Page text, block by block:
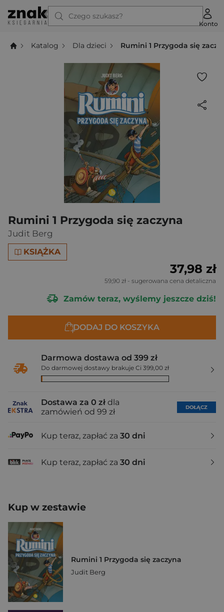
Czego szukasz?
Konto
Katalog Dla dzieci Rumini 1 Przygoda się
Rumini 1 Przygoda się zaczyna
Judit Berg
KSIĄŻKA
37,98 zł
59,90 zł - sugerowana cena detaliczna
Zamów teraz, wyślemy jeszcze dziś!
DODAJ DO KOSZYKA
Darmowa dostawa od 399 zł
Do darmowej dostawy brakuje Ci 399,00 zł
Dostawa za 0 zł dla
zamówień od 99 zł
DOŁĄCZ
Kup teraz, zapłać za 30 dni
Kup teraz, zapłać za 30 dni
Kup w zestawie
Rumini 1 Przygoda się zaczyna
Judit Berg